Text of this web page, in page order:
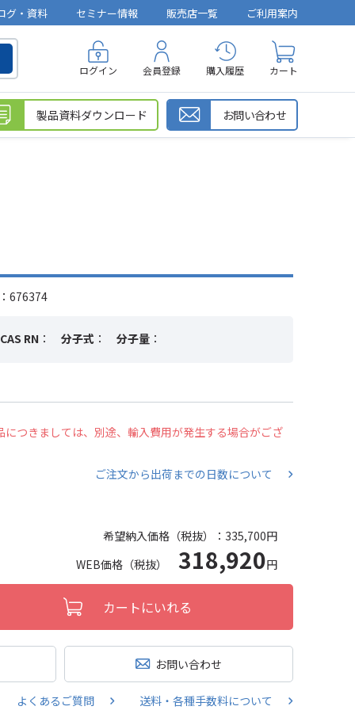
グ・資料 セミナー情報 販売店一覧 ご利用案内
ログイン 会員登録 購入履歴 カート
製品資料ダウンロード お問い合わせ
676374
CAS RN ： 分子式 ： 分子量 ：
つきましては、別途、輸入費用が発生する場合がござ
ご注文から出荷までの日数について
希望納入価格（税抜）： 335,700円
WEB価格（税抜） 318,920円
カートにいれる
お問い合わせ
よくあるご質問 送料・各種手数料について